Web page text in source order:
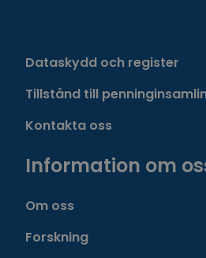
Dataskydd och register
Tillstånd till
Kontakta oss
Information om
Om oss
Forskning